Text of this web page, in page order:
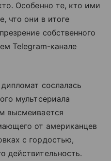
Особенно те, кто ими
что они в итоге
собственного
Telegram-канале
сослалась
мультсериала
высмеивается
от американцев
с гордостью,
действительность.